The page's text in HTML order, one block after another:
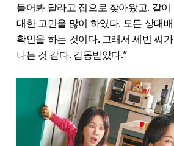
들어봐 달라고 집으로 찾아왔고. 같
대한 고민을 많이 하였다. 모든 상대
확인을 하는 것이다. 그래서 세빈 씨
나는 것 같다. 감동받았다.”